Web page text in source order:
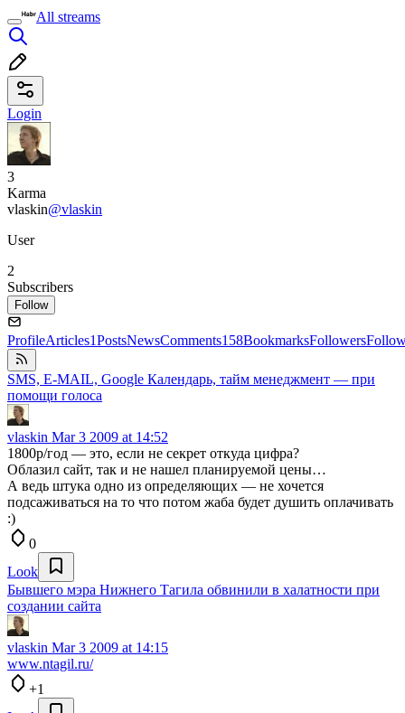
All streams
Login
3
Karma
vlaskin@vlaskin
User
2
Subscribers
Follow
ProfileArticles1PostsNewsComments158BookmarksFollowers
SMS, E-MAIL, Google Календарь, тайм менеджмент — при
помощи голоса
vlaskin Mar 3 2009 at 14:52
1800р/год — это, если не секрет откуда цифра?
Облазил сайт, так и не нашел планируемой цены…
А ведь штука одно из определяющих — не хочется
подсаживаться на то что потом жаба будет душить оплачивать
:)
0
Look
Бывшего мэра Нижнего Тагила обвинили в халатности при
создании сайта
vlaskin Mar 3 2009 at 14:15
www.ntagil.ru/
+1